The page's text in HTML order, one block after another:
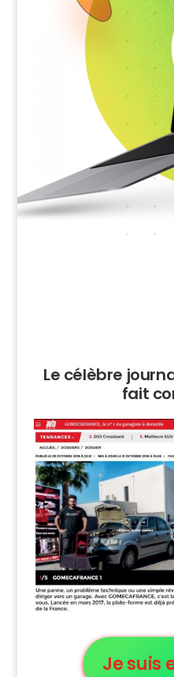
Le célèbre
fait
Je suis